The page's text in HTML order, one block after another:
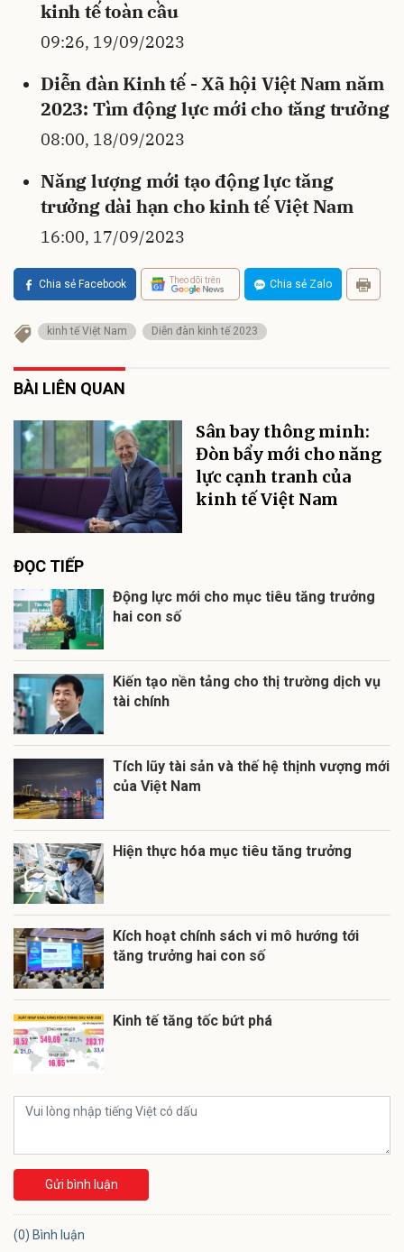
kinh tế toàn cầu
09:26, 19/09/2023
Diễn đàn Kinh tế - Xã hội Việt Nam năm
2023: Tìm động lực mới cho tăng trưởng
08:00, 18/09/2023
Năng lượng mới tạo động lực tăng
trưởng dài hạn cho kinh tế Việt Nam
16:00, 17/09/2023
Chia sẻ Facebook Theo dõi trên Chia sẻ Zalo
kinh tế Việt Nam Diễn đàn kinh tế 2023
BÀI LIÊN QUAN
Sân bay thông minh:
Đòn bẩy mới cho năng
lực cạnh tranh của
kinh tế Việt Nam
ĐỌC TIẾP
Động lực mới cho mục tiêu tăng trưởng
hai con số
Kiến tạo nền tảng cho thị trường dịch vụ
tài chính
Tích lũy tài sản và thế hệ thịnh vượng mới
của Việt Nam
Hiện thực hóa mục tiêu tăng trưởng
Kích hoạt chính sách vi mô hướng tới
tăng trưởng hai con số
Kinh tế tăng tốc bứt phá
Gửi bình luận
(0) Bình luận